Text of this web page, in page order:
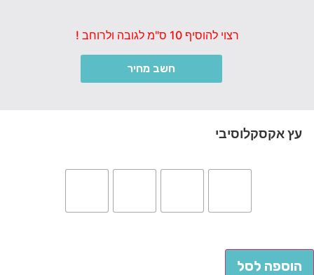
רצוי להוסיף 10 ס"מ לגובה ולרוחב !
חשב מחיר
עץ אקסקלוסיבי
הוספה לסל